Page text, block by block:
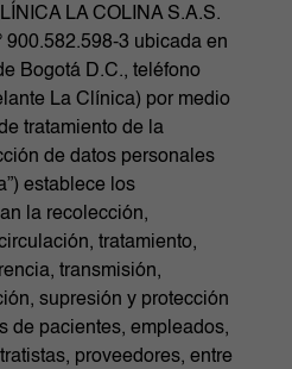
LA COLINA S.A.S.
900.582.598-3 ubicada en
Bogotá D.C., teléfono
La Clínica) por medio
tratamiento de la
de datos personales
establece los
la recolección,
tratamiento,
transmisión,
supresión y protección
de pacientes, empleados,
proveedores, entre